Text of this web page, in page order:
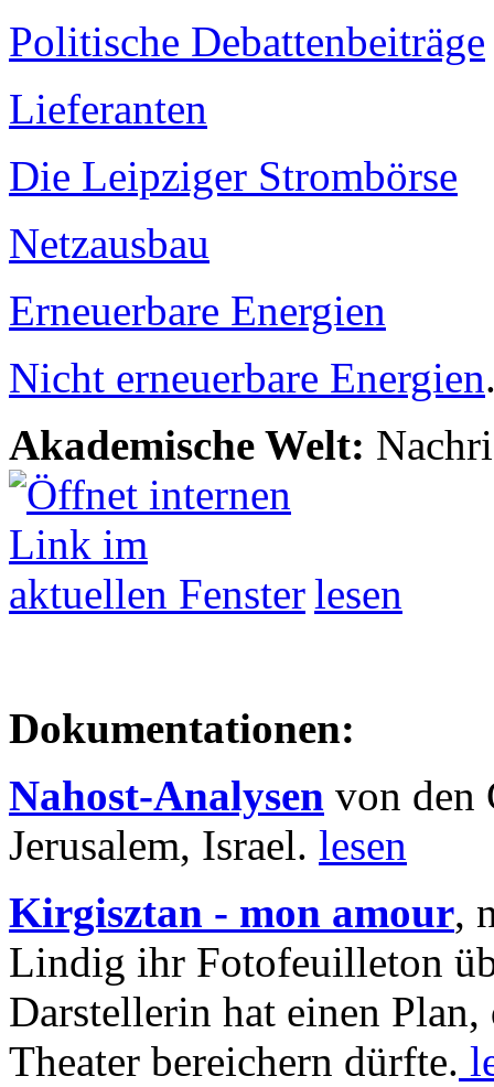
Politische Debattenbeiträge
Lieferanten
Die Leipziger Strombörse
Netzausbau
Erneuerbare Energien
Nicht erneuerbare Energien
Akademische Welt:
lesen
Dokumentationen:
Nahost-Analysen von den
Jerusalem, Israel. lesen
Kirgisztan - mon amour,
Lindig ihr Fotofeuilleton
Darstellerin hat einen Plan,
Theater bereichern dürfte.